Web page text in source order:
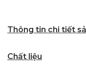
Thông tin chi tiết
Chất liệu